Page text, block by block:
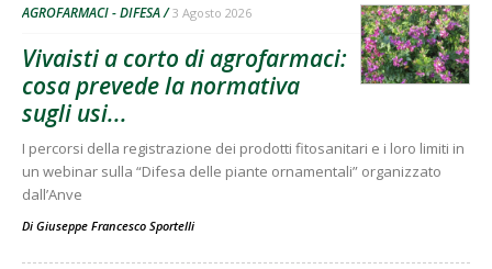
AGROFARMACI - DIFESA 3 Agosto 2026
Vivaisti a corto di agrofarmaci:
cosa prevede la normativa
sugli usi...
I percorsi della registrazione dei prodotti fitosanitari e i loro limiti in
un webinar sulla “Difesa delle piante ornamentali” organizzato
dall’Anve
Di Giuseppe Francesco Sportelli